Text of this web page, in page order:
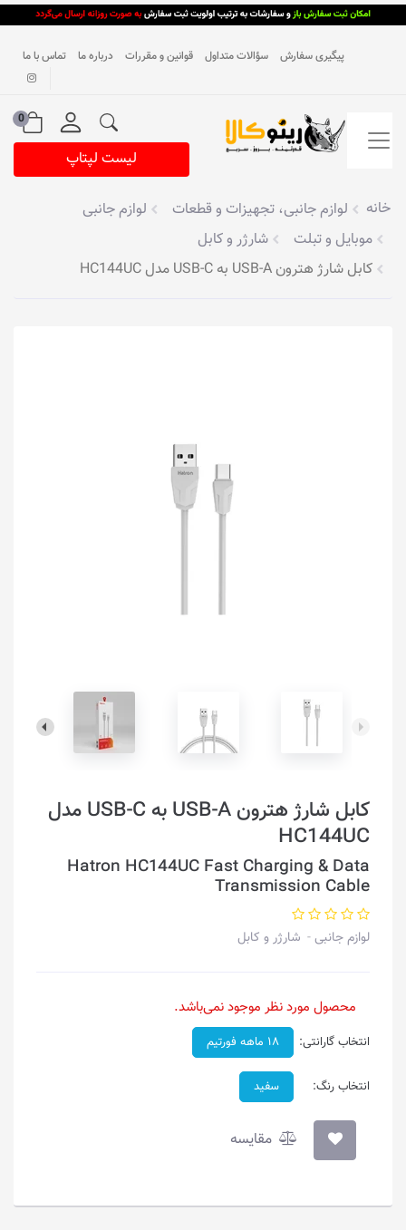
پیگیری سفارش سؤالات متداول قوانین و مقررات درباره ما تماس با ما
0
لیست لپتاپ
خانه لوازم جانبی، تجهیزات و قطعات
لوازم جانبی
موبایل و تبلت
شارژر و کابل
کابل شارژ هترون USB-A به USB-C مدل HC144UC
کابل شارژ هترون USB-A به USB-C مدل
HC144UC
Hatron HC144UC Fast Charging & Data
Transmission Cable
لوازم جانبی شارژر و کابل
محصول مورد نظر موجود نمی‌باشد.
انتخاب گارانتی: ۱۸ ماهه فورتیم
انتخاب رنگ: سفید
مقایسه